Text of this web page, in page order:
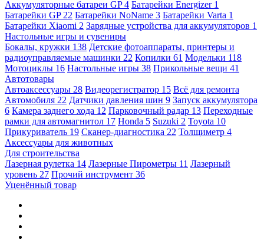
Аккумуляторные батареи GP4 Батарейки Energizer 1
Батарейки GP 22 Батарейки NoName 3 Батарейки Varta 1
Батарейки Xiaomi 2 Зарядные устройства для аккумуляторов 1
Настольные игры и сувениры
Бокалы, кружки 138 Детские фотоаппараты, принтеры и
радиоуправляемые машинки 22 Копилки 61 Модельки 118
Мотоциклы 16 Настольные игры 38 Прикольные вещи 41
Автотовары
Автоаксессуары 28 Видеорегистратор 15 Всё для ремонта
Автомобиля 22 Датчики давления шин 9 Запуск аккумулятора
6 Камера заднего хода 12 Парковочный радар 13 Переходные
рамки для автомагнитол 17 Honda 5 Suzuki 2 Toyota 10
Прикуриватель 19 Сканер-диагностика 22 Толщиметр 4
Аксессуары для животных
Для строительства
Лазерная рулетка 14 Лазерные Пирометры 11 Лазерный
уровень 27 Прочий инструмент 36
Уценённый товар